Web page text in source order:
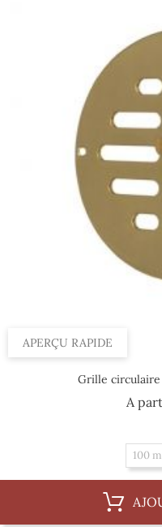
APERÇU RAPIDE
Grille
A
100